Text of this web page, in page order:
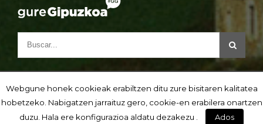
Webgune honek cookieak erabiltzen ditu zure bisitaren kalitatea
hobetzeko. Nabigatzen jarraituz gero, cookie-en erabilera onartzen
duzu. Hala ere konfigurazioa aldatu dezakezu .
Ados